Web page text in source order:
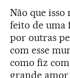
Não que
feito de uma
por outras
com esse
como fiz com
grande amor